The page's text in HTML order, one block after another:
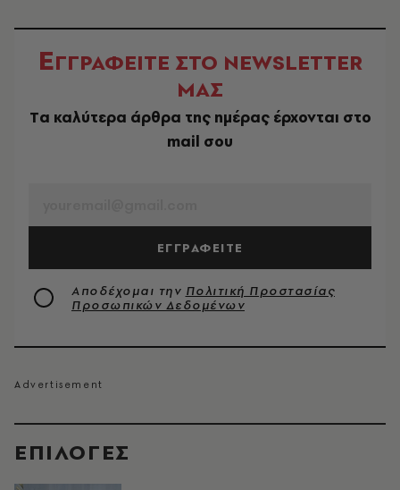
EΠΙΛΟΓΈΣ
ΕΓΓΡΑΦΕΙΤΕ ΣΤΟ NEWSLETTER
ΜΑΣ
Tα καλύτερα άρθρα της ημέρας έρχονται στο
mail σου
ΕΓΓΡΑΦΕΙΤΕ
Αποδέχομαι την Πολιτική Προστασίας
Προσωπικών Δεδομένων